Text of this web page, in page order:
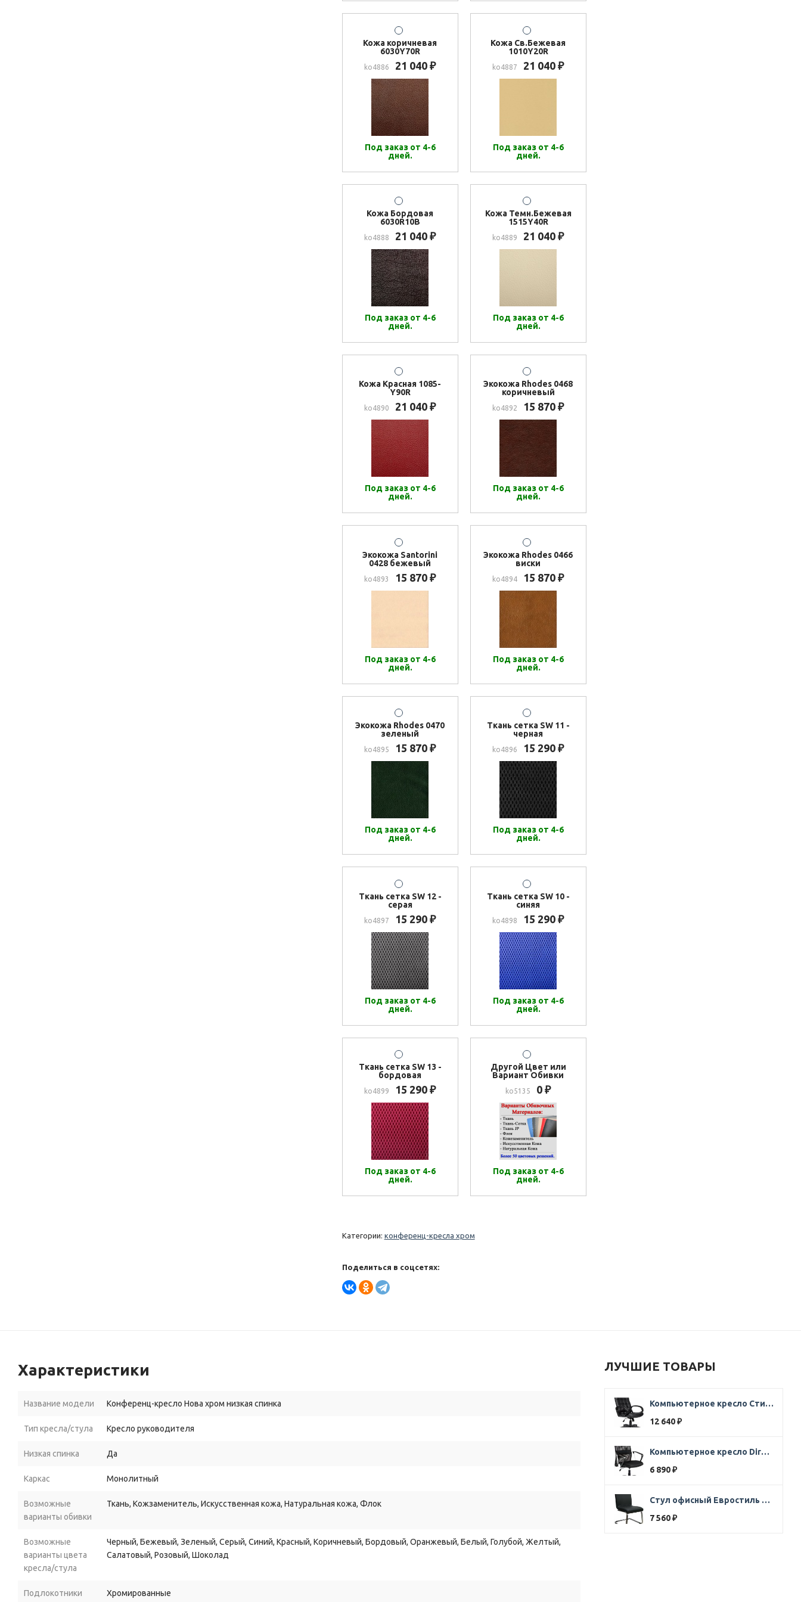
Кожа коричневая
6030Y70R
ko4886 21 040 ₽
Под заказ от 4-6
дней.
Кожа Св.Бежевая
1010Y20R
ko4887 21 040 ₽
Под заказ от 4-6
дней.
Кожа Бордовая
6030R10B
ko4888 21 040 ₽
Под заказ от 4-6
дней.
Кожа Темн.Бежевая
1515Y40R
ko4889 21 040 ₽
Под заказ от 4-6
дней.
Кожа Красная 1085-
Y90R
ko4890 21 040 ₽
Под заказ от 4-6
дней.
Экокожа Rhodes 0468
коричневый
ko4892 15 870 ₽
Под заказ от 4-6
дней.
Экокожа Santorini
0428 бежевый
ko4893 15 870 ₽
Под заказ от 4-6
дней.
Экокожа Rhodes 0466
виски
ko4894 15 870 ₽
Под заказ от 4-6
дней.
Экокожа Rhodes 0470
зеленый
ko4895 15 870 ₽
Под заказ от 4-6
дней.
Ткань сетка SW 11 -
черная
ko4896 15 290 ₽
Под заказ от 4-6
дней.
Ткань сетка SW 12 -
серая
ko4897 15 290 ₽
Под заказ от 4-6
дней.
Ткань сетка SW 10 -
синяя
ko4898 15 290 ₽
Под заказ от 4-6
дней.
Ткань сетка SW 13 -
бордовая
ko4899 15 290 ₽
Под заказ от 4-6
дней.
Другой Цвет или
Вариант Обивки
ko5135 0 ₽
Под заказ от 4-6
дней.
Категории: конференц-кресла хром
Поделиться в соцсетях:
ЛУЧШИЕ ТОВАРЫ
Компьютерное кресло Стиль Ультра SOFT кожа черная
12 640 ₽
Компьютерное кресло Direct ткань черная
6 890 ₽
Стул офисный Евростиль 250 (стул сбербанк) кожзам черный
7 560 ₽
Характеристики
Название модели Конференц-кресло Нова хром низкая спинка
Тип кресла/стула Кресло руководителя
Низкая спинка Да
Каркас Монолитный
Возможные
варианты обивки
Ткань, Кожзаменитель, Искусственная кожа, Натуральная кожа, Флок
Возможные
варианты цвета
кресла/стула
Черный, Бежевый, Зеленый, Серый, Синий, Красный, Коричневый, Бордовый, Оранжевый, Белый, Голубой, Желтый,
Салатовый, Розовый, Шоколад
Подлокотники Хромированные